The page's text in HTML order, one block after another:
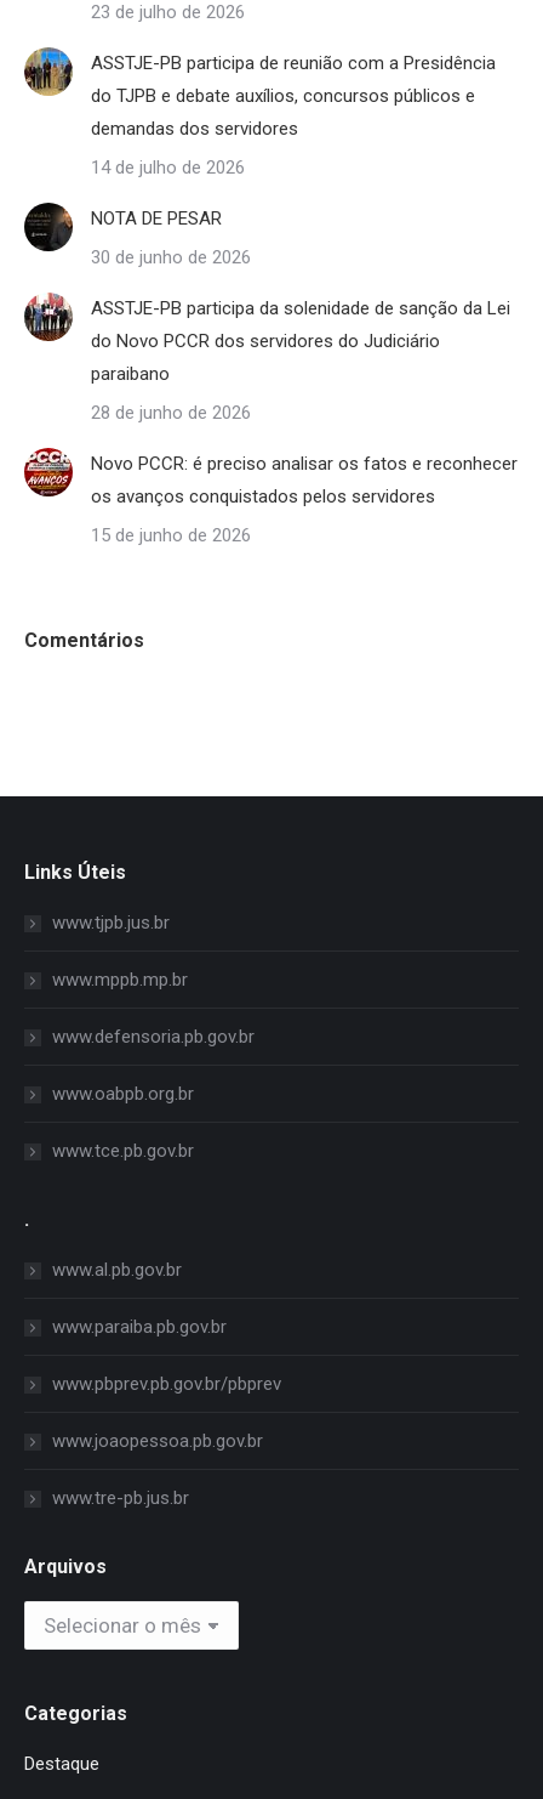
23 de julho de 2026
ASSTJE-PB participa de reunião com a Presidência
do TJPB e debate auxílios, concursos públicos e
demandas dos servidores
14 de julho de 2026
NOTA DE PESAR
30 de junho de 2026
ASSTJE-PB participa da solenidade de sanção da Lei
do Novo PCCR dos servidores do Judiciário
paraibano
28 de junho de 2026
Novo PCCR: é preciso analisar os fatos e reconhecer
os avanços conquistados pelos servidores
15 de junho de 2026
Comentários
Links Úteis
www.tjpb.jus.br
www.mppb.mp.br
www.defensoria.pb.gov.br
www.oabpb.org.br
www.tce.pb.gov.br
.
www.al.pb.gov.br
www.paraiba.pb.gov.br
www.pbprev.pb.gov.br/pbprev
www.joaopessoa.pb.gov.br
www.tre-pb.jus.br
Arquivos
Arquivos
Categorias
Destaque